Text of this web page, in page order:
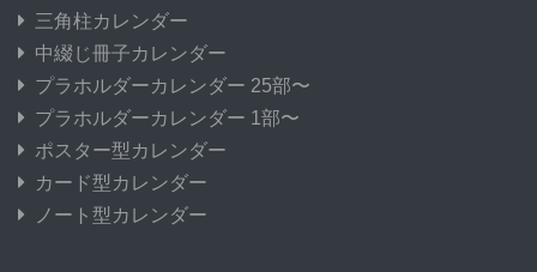
三角柱カレンダー
中綴じ冊子カレンダー
プラホルダーカレンダー 25部〜
プラホルダーカレンダー 1部〜
ポスター型カレンダー
カード型カレンダー
ノート型カレンダー